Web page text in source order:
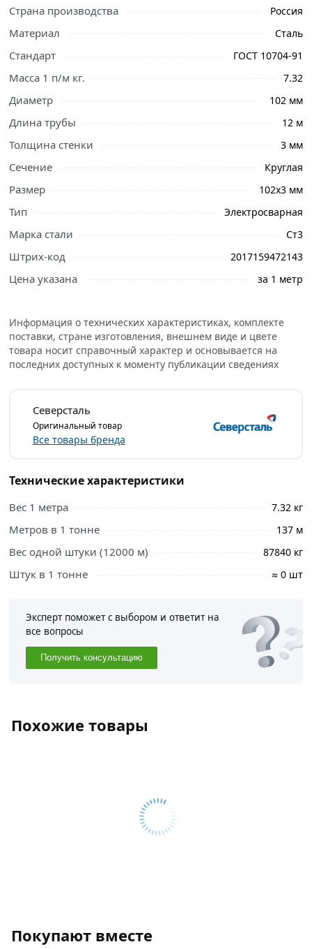
Ознакомьтесь с подробными характеристиками,
описанием и отзывами о товаре, чтобы сделать
профессиональные менеджеры обработают заказ и
свяжутся с Вами для согласования условий доставки
или самовывоза.
металлопроката в промышленности и строительстве.
Производство осуществляется путем сгибания стальной
полосы в цилиндрическую форму и последующей
сварки кромок продольным швом, проходящим по всей
Для изготовления используют различные марки стали,
чаще всего 09Г2С или Ст2сп, Ст5сп, Ст4сп, Ст10, что
позволяет учитывать необходимые механические
Условия доставки и цены на товар Труба
ВГП / ЭСВдействительны в Москве и области.
Страна производства Россия
Материал Сталь
Стандарт ГОСТ 10704-91
Масса 1 п/м кг. 7.32
Диаметр 102 мм
Длина трубы 12 м
Толщина стенки 3 мм
Сечение Круглая
Размер 102х3 мм
Тип Электросварная
Марка стали Ст3
Штрих-код 2017159472143
Цена указана за 1 метр
Информация о технических характеристиках, комплекте
поставки, стране изготовления, внешнем виде и цвете
товара носит справочный характер и основывается на
последних доступных к моменту публикации сведениях
Северсталь
Оригинальный товар
Все товары бренда
Технические характеристики
Вес 1 метра 7.32 кг
Метров в 1 тонне 137 м
Вес одной штуки (12000 м) 87840 кг
Штук в 1 тонне ≈ 0 шт
Эксперт поможет с выбором и ответит на
все вопросы
Получить консультацию
Похожие товары
Покупают вместе